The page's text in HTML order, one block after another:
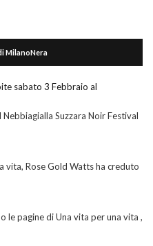
MilanoNera
sabato 3 Febbraio al
Suzzara Noir Festival
vita, Rose Gold Watts ha creduto
pagine di Una vita per una vita ,